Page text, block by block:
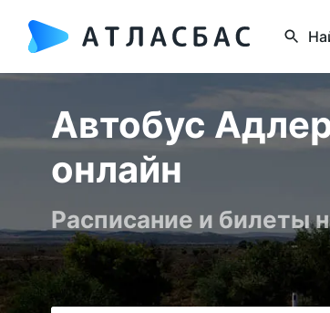
Автобус
онлайн
Расписание и билеты